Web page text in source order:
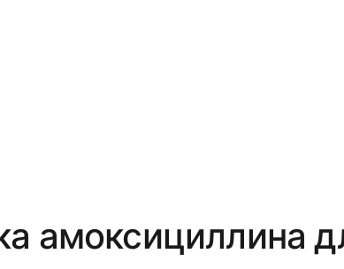
амоксициллина